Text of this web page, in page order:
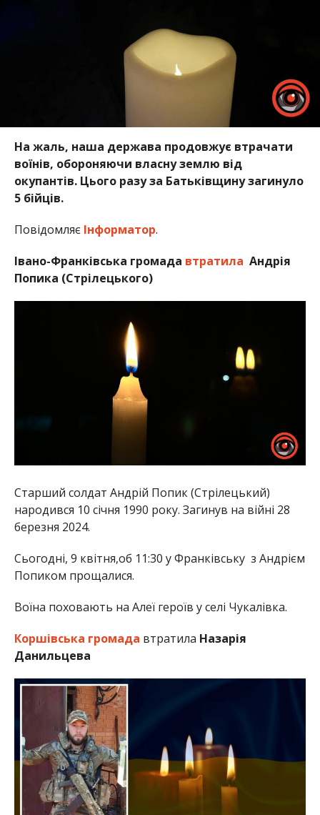
На жаль, наша держава продовжує втрачати
воїнів, обороняючи власну землю від
окупантів. Цього разу за Батьківщину загинуло
5 бійців.
Повідомляє Інформатор.
Івано-Франківська громада втратила Андрія
Попика (Стрілецького)
Старший солдат Андрій Попик (Стрілецький)
народився 10 січня 1990 року. Загинув на війні 28
березня 2024.
Сьогодні, 9 квітня,об 11:30 у Франківську з Андрієм
Попиком прощалися.
Воїна поховають на Алеї героїв у селі Чукалівка.
Коршівська громада втратила Назарія
Данильцева